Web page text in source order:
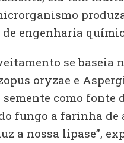
engenharia
se baseia
oryzae e
como fonte
fungo a farinha de
a nossa lipase”,